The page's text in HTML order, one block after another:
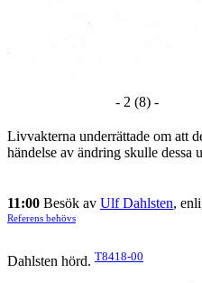
- 2 (8) -
Livvakterna underrättade om att
händelse av ändring skulle dessa
11:00 Besök av Ulf Dahlsten,
Referens behövs
Dahlsten hörd. T8418-00